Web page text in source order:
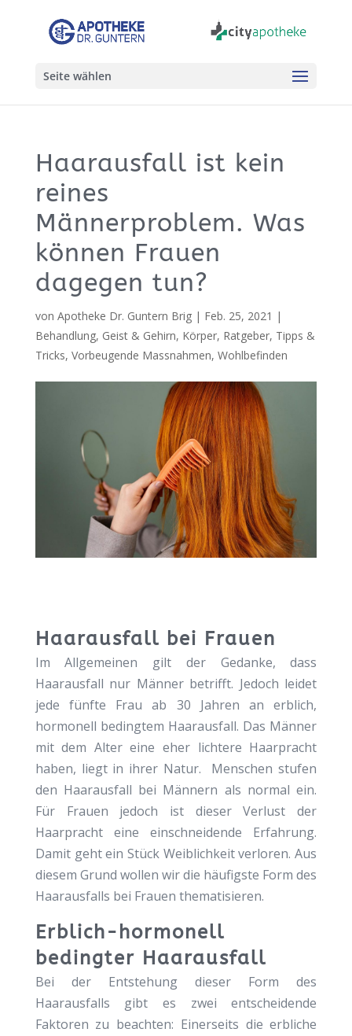
Seite wählen
Haarausfall ist kein
reines
Männerproblem. Was
können Frauen
dagegen tun?
von Apotheke Dr. Guntern Brig| Feb. 25, 2021 |
Behandlung, Geist & Gehirn, Körper, Ratgeber, Tipps &
Tricks, Vorbeugende Massnahmen, Wohlbefinden
Haarausfall bei Frauen
Im Allgemeinen gilt der Gedanke, dass
Haarausfall nur Männer betrifft. Jedoch leidet
jede fünfte Frau ab 30 Jahren an erblich,
hormonell bedingtem Haarausfall. Das Männer
mit dem Alter eine eher lichtere Haarpracht
haben, liegt in ihrer Natur. Menschen stufen
den Haarausfall bei Männern als normal ein.
Für Frauen jedoch ist dieser Verlust der
Haarpracht eine einschneidende Erfahrung.
Damit geht ein Stück Weiblichkeit verloren. Aus
diesem Grund wollen wir die häufigste Form des
Haarausfalls bei Frauen thematisieren.
Erblich-hormonell
bedingter Haarausfall
Bei der Entstehung dieser Form des
Haarausfalls gibt es zwei entscheidende
Faktoren zu beachten: Einerseits die erbliche